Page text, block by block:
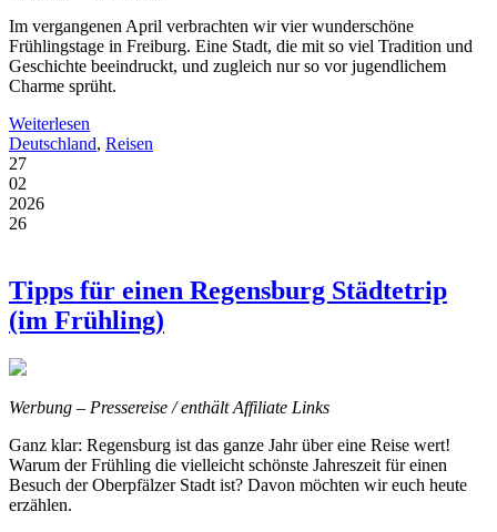
Im vergangenen April verbrachten wir vier wunderschöne
Frühlingstage in Freiburg. Eine Stadt, die mit so viel Tradition und
Geschichte beeindruckt, und zugleich nur so vor jugendlichem
Charme sprüht.
Weiterlesen
Deutschland, Reisen
27
02
2026
26
Tipps für einen Regensburg Städtetrip
(im Frühling)
Werbung – Pressereise / enthält Affiliate Links
Ganz klar: Regensburg ist das ganze Jahr über eine Reise wert!
Warum der Frühling die vielleicht schönste Jahreszeit für einen
Besuch der Oberpfälzer Stadt ist? Davon möchten wir euch heute
erzählen.